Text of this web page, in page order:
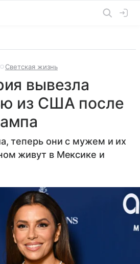
Светская жизнь
вывезла
из США после
теперь они с мужем и их
живут в Мексике и